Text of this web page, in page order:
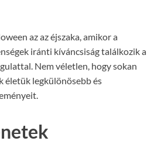
az az éjszaka, amikor a
iránti kíváncsiság találkozik a
Nem véletlen, hogy sokan
életük legkülönösebb és